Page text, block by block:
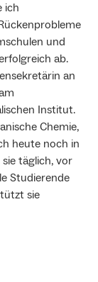
ich
und
ab.
an
Institut.
Chemie,
heute noch in
täglich, vor
Studierende
sie